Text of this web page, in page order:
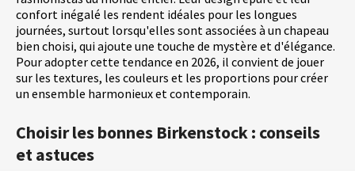
confort inégalé les rendent idéales pour les longues
journées, surtout lorsqu'elles sont associées à un chapeau
bien choisi, qui ajoute une touche de mystère et d'élégance.
Pour adopter cette tendance en 2026, il convient de jouer
sur les textures, les couleurs et les proportions pour créer
un ensemble harmonieux et contemporain.
Choisir les bonnes Birkenstock : conseils
et astuces